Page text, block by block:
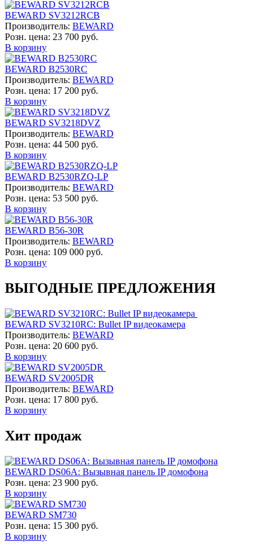
BEWARD SV3212RCB
Производитель: BEWARD
Розн. цена: 23 700 руб.
В корзину
BEWARD B2530RC
Производитель: BEWARD
Розн. цена: 17 200 руб.
В корзину
BEWARD SV3218DVZ
Производитель: BEWARD
Розн. цена: 44 500 руб.
В корзину
BEWARD B2530RZQ-LP
Производитель: BEWARD
Розн. цена: 53 500 руб.
В корзину
BEWARD B56-30R
Производитель: BEWARD
Розн. цена: 109 000 руб.
В корзину
ВЫГОДНЫЕ ПРЕДЛОЖЕНИЯ
BEWARD SV3210RC: Bullet IP видеокамера
Производитель: BEWARD
Розн. цена: 20 600 руб.
В корзину
BEWARD SV2005DR
Производитель: BEWARD
Розн. цена: 17 800 руб.
В корзину
Хит продаж
BEWARD DS06A: Вызывная панель IP домофона
Розн. цена: 23 900 руб.
В корзину
BEWARD SM730
Розн. цена: 15 300 руб.
В корзину